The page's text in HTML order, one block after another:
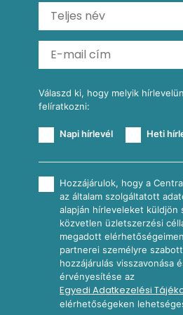
Ratatouille
Almás-kéksajtos kukoricasaláta
Köretek
Reggeli receptek
Válaszd ki, hogy melyik
felíratkozni:
Napi hírlevél Heti
Hozzájárulok, hogy a
az általam szolgáltatott
alapján hírleveleket küldjön
közvetlen üzletszerzési
megadott
partnerei személyre
hozzájárulás visszavonása
érvényesítése az
Egyedi Adatkezelési
elérhetőségeken